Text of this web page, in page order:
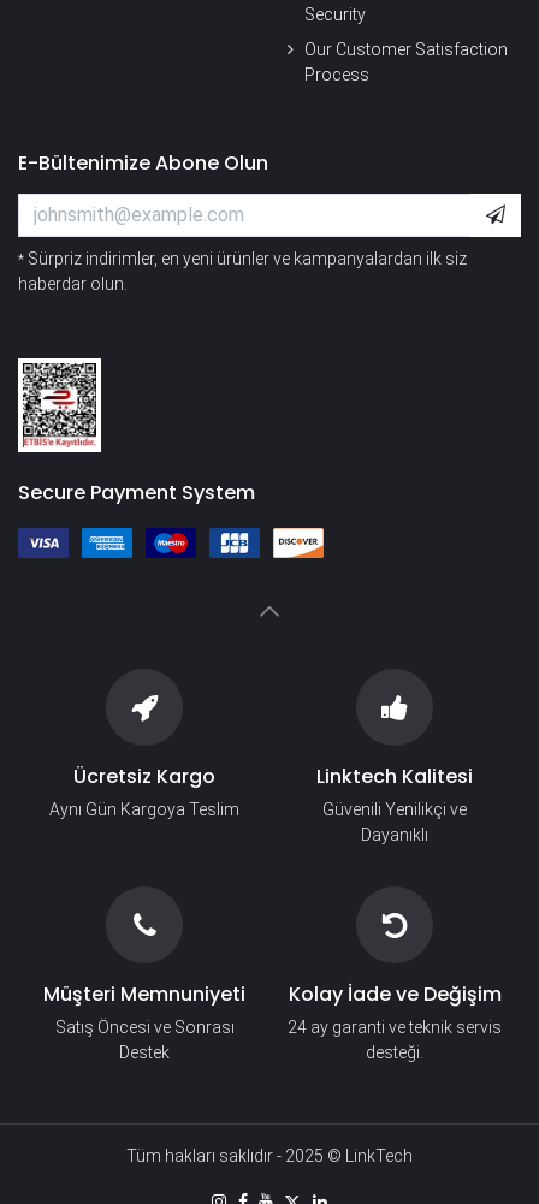
Security
Our Customer Satisfaction
Process
E-Bültenimize Abone Olun
* Sürpriz indirimler, en yeni ürünler ve kampanyalardan ilk siz
haberdar olun.
Secure Payment System
Ücretsiz Kargo
Aynı Gün Kargoya Teslim
Linktech Kalitesi
Güvenili Yenilikçi ve
Dayanıklı
Müşteri Memnuniyeti
Satış Öncesi ve Sonrası
Destek
Kolay İade ve Değişim
24 ay garanti ve teknik servis
desteği.
Tüm hakları saklıdır - 2025 © LinkTech​